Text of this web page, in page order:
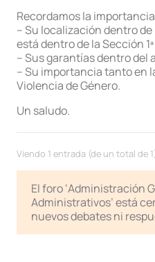
Recordamos la
– Su localización dentro
está dentro de la Sección
– Sus garantías dentro del
– Su importancia tanto en
Violencia de Género.
Un saludo.
Viendo 1 entrada (de un total de
El foro ‘Administración
Administrativos’ está
nuevos debates ni